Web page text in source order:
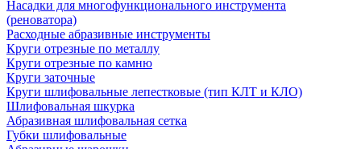
Насадки для многофункционального инструмента
(реноватора)
Расходные абразивные инструменты
Круги отрезные по металлу
Круги отрезные по камню
Круги заточные
Круги шлифовальные лепестковые (тип КЛТ и КЛО)
Шлифовальная шкурка
Абразивная шлифовальная сетка
Губки шлифовальные